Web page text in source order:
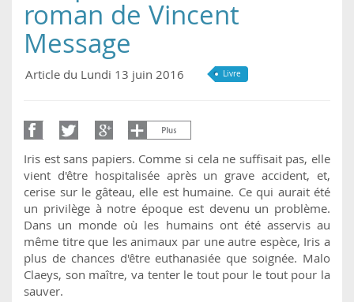
roman de Vincent
Message
Article du Lundi 13 juin 2016 Livre
Iris est sans papiers. Comme si cela ne suffisait pas, elle
vient d'être hospitalisée après un grave accident, et,
cerise sur le gâteau, elle est humaine. Ce qui aurait été
un privilège à notre époque est devenu un problème.
Dans un monde où les humains ont été asservis au
même titre que les animaux par une autre espèce, Iris a
plus de chances d'être euthanasiée que soignée. Malo
Claeys, son maître, va tenter le tout pour le tout pour la
sauver.